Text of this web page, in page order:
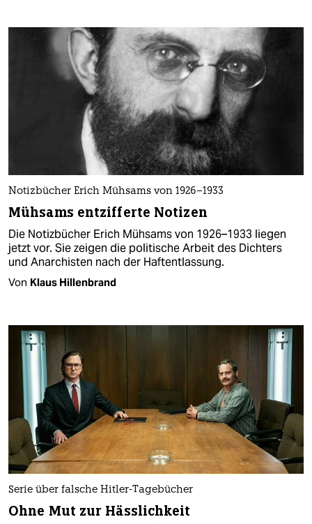
Notizbücher Erich Mühsams von 1926–1933
Mühsams entzifferte Notizen
Die Notizbücher Erich Mühsams von 1926–1933 liegen
jetzt vor. Sie zeigen die politische Arbeit des Dichters
und Anarchisten nach der Haftentlassung.
Von Klaus Hillenbrand
Serie über falsche Hitler-Tagebücher
Ohne Mut zur Hässlichkeit